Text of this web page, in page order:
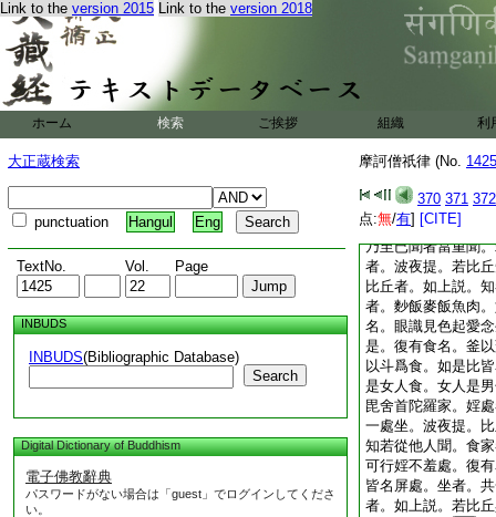
Link to the version 2015 Link to the version 2018
ホーム 検索 ご挨拶 組織 利
大正蔵検索
punctuation Hangul Eng
TextNo. Vol. Page
INBUDS
INBUDS(Bibliographic Database)
Search
Digital Dictionary of Buddhism
電子佛教辭典
パスワードがない場合は「guest」でログインしてくださ
い。
摩訶僧祇律 (No.
370 371 372
点:無/有] [CITE]
得使外道作飮食。
法如上説。是故説
佛住舍衞城。廣説
得來者。願令阿闍
在家人。尚知沙門
知應
6
不可以是長養善法
城住者。皆悉令集
乃至已聞者當重聞
者。波夜提。若比
比丘者。如上説。
者。麨飯麥飯魚肉
名。眼識見色起愛
是。復有食名。釜
以斗爲食。如是比
是女人食。女人是
毘舍首陀羅家。婬
一處坐。波夜提。
知若從他人聞。食
可行婬不羞處。復
皆名屏處。坐者。
者。如上説。若比